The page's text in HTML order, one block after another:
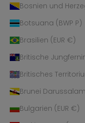
Bosnien und
Botsuana (BWP P)
Brasilien (EUR €)
Britische
Britisches
Brunei
Bulgarien (EUR €)